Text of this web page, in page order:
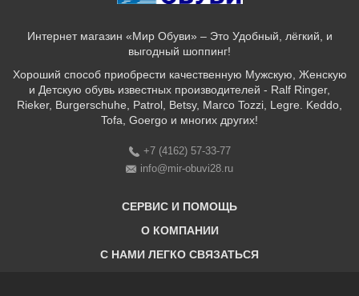
Интернет магазин «Мир Обуви» – Это Удобный, лёгкий, и
выгодный шоппинг!
Хороший способ приобрести качественную Мужскую, Женскую
и Детскую обувь известных производителей - Ralf Ringer,
Rieker, Burgerschuhe, Patrol, Betsy, Marco Tozzi, Legre. Keddo,
Tofa, Goergo и многих других!
+7 (4162) 57-33-77
info@mir-obuvi28.ru
СЕРВИС И ПОМОЩЬ
Бонусная программа
О КОМПАНИИ
C НАМИ ЛЕГКО СВЯЗАТЬСЯ